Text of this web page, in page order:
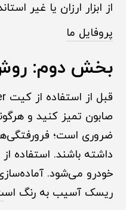
از ابزار ارزان یا غیر
پروفایل ما
بخش دوم:
صابون تمیز کنید و
ضروری است؛
داشته باشند. استفاده
خودرو می‌شود.
ریسک آسیب به رنگ اس